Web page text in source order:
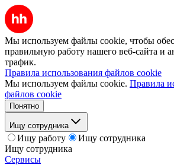
Мы используем файлы cookie, чтобы
правильную работу нашего веб-сайта и
трафик.
Правила использования файлов cookie
Мы используем файлы cookie. Правила
файлов cookie
Понятно
Ищу сотрудника
Ищу работу
Ищу сотрудника
Ищу сотрудника
Сервисы